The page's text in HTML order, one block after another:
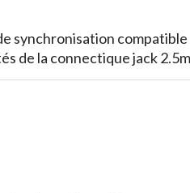
synchronisation
de la connectique jack